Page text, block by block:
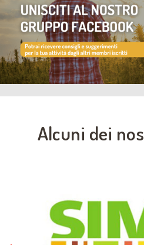
Alcuni dei